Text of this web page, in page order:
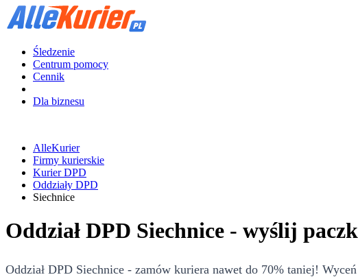
Śledzenie
Centrum pomocy
Cennik
Dla biznesu
AlleKurier
Firmy kurierskie
Kurier DPD
Oddziały DPD
Siechnice
Oddział DPD Siechnice - wyślij
Oddział DPD Siechnice - zamów kuriera nawet do 70% taniej!